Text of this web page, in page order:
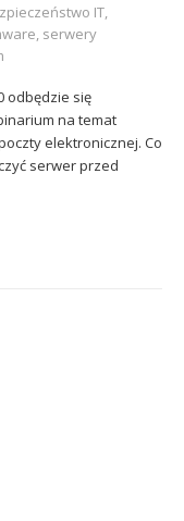
IT
serwery
odbędzie się
na temat
elektronicznej. Co
serwer przed